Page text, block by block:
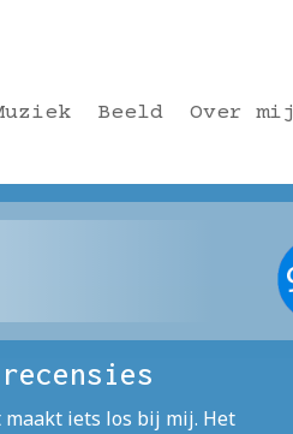
Beeld Over mij
iets los bij mij. Het